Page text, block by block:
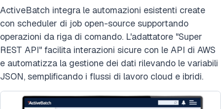
ActiveBatch integra le automazioni esistenti create
con scheduler di job open-source supportando
operazioni da riga di comando. L'adattatore "Super
REST API" facilita interazioni sicure con le API di AWS
e automatizza la gestione dei dati rilevando le variabili
JSON, semplificando i flussi di lavoro cloud e ibridi.